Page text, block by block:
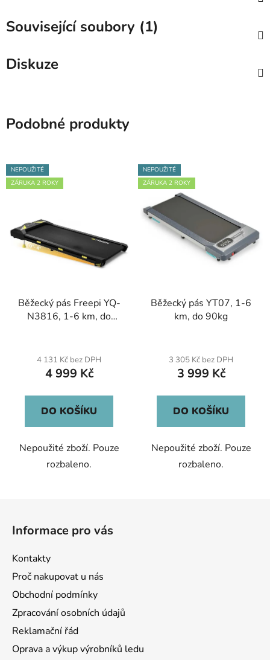
Související soubory (1)
Diskuze
Podobné produkty
NEPOUŽITÉ
ZÁRUKA 2 ROKY
Běžecký pás Freepi YQ-
N3816, 1-6 km, do
4 131 Kč bez DPH
4 999 Kč
DO KOŠÍKU
Nepoužité zboží. Pouze
rozbaleno.
NEPOUŽITÉ
ZÁRUKA 2 ROKY
Běžecký pás YT07, 1-6
km, do 90kg
3 305 Kč bez DPH
3 999 Kč
DO KOŠÍKU
Nepoužité zboží. Pouze
rozbaleno.
Informace pro vás
Kontakty
Proč nakupovat u nás
Obchodní podmínky
Zpracování osobních údajů
Reklamační řád
Oprava a výkup výrobníků ledu